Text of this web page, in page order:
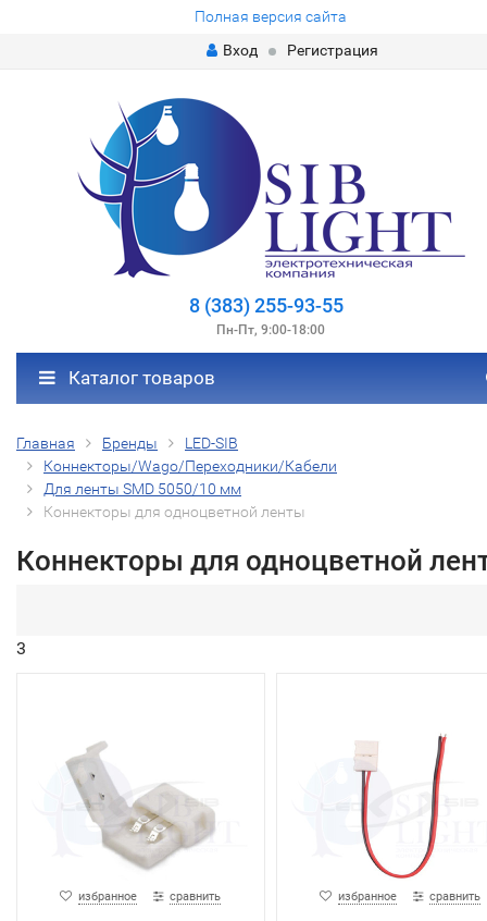
Полная версия сайта
Вход
Регистрация
8 (383) 255-93-55
Пн-Пт, 9:00-18:00
Каталог товаров
Главная Бренды
LED-SIB
Коннекторы/Wago/Переходники/Кабели
Для ленты SMD 5050/10 мм
Коннекторы для одноцветной ленты
Коннекторы для одноцветной
3
избранное сравнить избранное сравнить